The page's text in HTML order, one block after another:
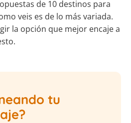
de 10 destinos para
veis es de lo más variada.
la opción que mejor encaje a
tu